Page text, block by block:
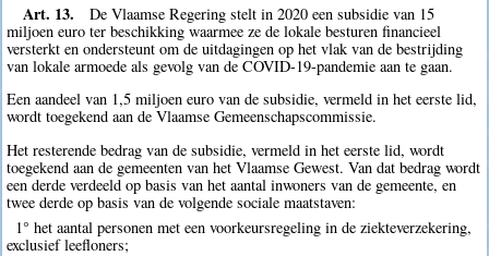
Art. 13.
De Vlaamse Regering stelt in 2020 een subsidie van 15
miljoen euro ter beschikking waarmee ze de lokale besturen financieel
versterkt en ondersteunt om de uitdagingen op het vlak van de bestrijding
van lokale armoede als gevolg van de COVID-19-pandemie aan te gaan.
Een aandeel van 1,5 miljoen euro van de subsidie, vermeld in het eerste lid,
wordt toegekend aan de Vlaamse Gemeenschapscommissie.
Het resterende bedrag van de subsidie, vermeld in het eerste lid, wordt
toegekend aan de gemeenten van het Vlaamse Gewest. Van dat bedrag wordt
een derde verdeeld op basis van het aantal inwoners van de gemeente, en
twee derde op basis van de volgende sociale maatstaven:
1° het aantal personen met een voorkeursregeling in de ziekteverzekering,
exclusief leefloners;